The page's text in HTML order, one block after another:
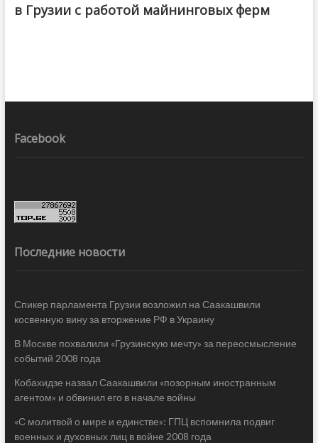
в Грузии с работой майнинговых ферм
Facebook
Последние новости
Спикер парламента Грузии возложил на Саакашвили
косвенную вину за вторжение РФ в Украину
В Москве похвалили «Грузинскую мечту» за переосмысление
событий 2008 года
Кобахидзе назвал Саакашвили «позорным иностранным
агентом» и обвинил его в начале войны
«С молитвой о мире и единстве»: ГПЦ вспомнила подвиг
военных и духовных лиц в войне 2008 года